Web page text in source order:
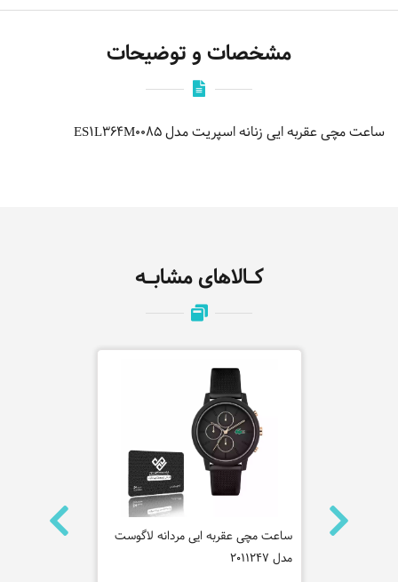
مشخصات و توضیحات
ساعت مچی عقربه ایی زنانه اسپریت مدل ES1L364M0085
کـالاهای مشابـه
ساعت مچی عقربه ایی مردانه لاگوست
مدل 2011247
کلاین مدل